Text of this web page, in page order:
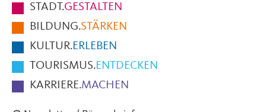
der
Seite
STADT.GESTALTEN
BILDUNG.STÄRKEN
KULTUR.ERLEBEN
TOURISMUS.ENTDECKEN
KARRIERE.MACHEN